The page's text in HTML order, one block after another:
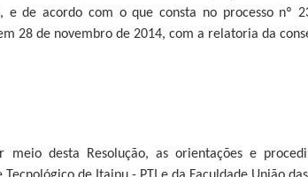
e de acordo com o que consta no processo nº
28 de novembro de 2014, com a relatoria da
meio desta Resolução, as orientações e